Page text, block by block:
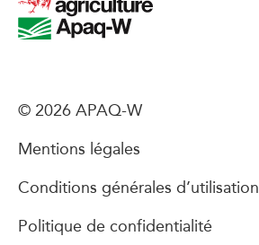
© 2026 APAQ-W
Mentions légales
Conditions générales d’utilisation
Politique de confidentialité